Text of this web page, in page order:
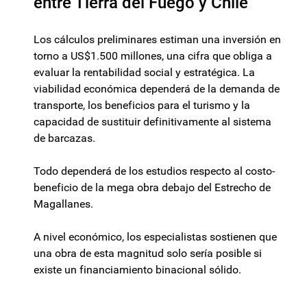
Los cálculos preliminares estiman una inversión en
torno a US$1.500 millones, una cifra que obliga a
evaluar la rentabilidad social y estratégica. La
viabilidad económica dependerá de la demanda de
transporte, los beneficios para el turismo y la
capacidad de sustituir definitivamente al sistema
de barcazas.
Todo dependerá de los estudios respecto al costo-
beneficio de la mega obra debajo del Estrecho de
Magallanes.
A nivel económico, los especialistas sostienen que
una obra de esta magnitud solo sería posible si
existe un financiamiento binacional sólido.